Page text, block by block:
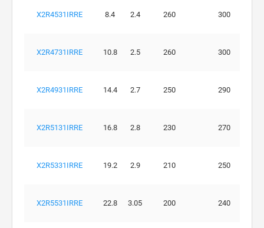
X2R4531IRRE 8.4 2.4 260 300
X2R4731IRRE 10.8 2.5 260 300
X2R4931IRRE 14.4 2.7 250 290
X2R5131IRRE 16.8 2.8 230 270
X2R5331IRRE 19.2 2.9 210 250
X2R5531IRRE 22.8 3.05 200 240